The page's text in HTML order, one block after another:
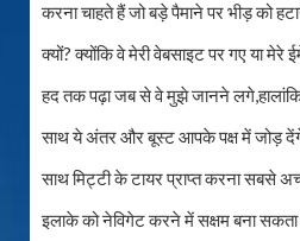
करना चाहते हैं जो बड़े पैमाने पर भीड़ को
क्यों? क्योंकि वे मेरी वेबसाइट पर गए या
हद तक पढ़ा जब से वे मुझे जानने
साथ ये अंतर और बूस्ट आपके पक्ष में जोड़
साथ मिट्टी के टायर प्राप्त करना सबसे
इलाके को नेविगेट करने में सक्षम बना सकता